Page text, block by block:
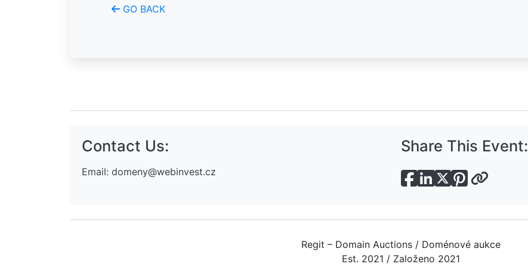
GO BACK
Contact Us:
Email: domeny@webinvest.cz
Share This Event:
Regit – Domain Auctions / Doménové aukce
Est. 2021 / Založeno 2021